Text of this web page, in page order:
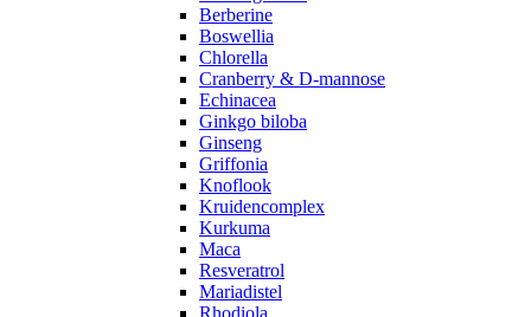
Berberine
Boswellia
Chlorella
Cranberry & D-mannose
Echinacea
Ginkgo biloba
Ginseng
Griffonia
Knoflook
Kruidencomplex
Kurkuma
Maca
Resveratrol
Mariadistel
Rhodiola